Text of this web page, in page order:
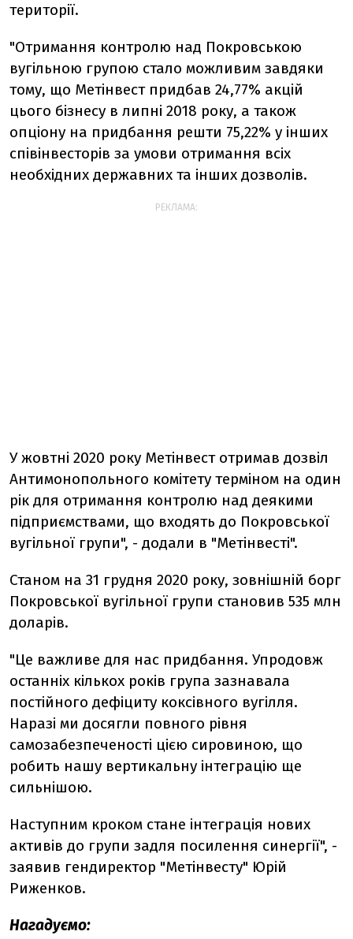
території.
"Отримання контролю над Покровською
вугільною групою стало можливим завдяки
тому, що Метінвест придбав 24,77% акцій
цього бізнесу в липні 2018 року, а також
опціону на придбання решти 75,22% у інших
співінвесторів за умови отримання всіх
необхідних державних та інших дозволів.
РЕКЛАМА:
У жовтні 2020 року Метінвест отримав дозвіл
Антимонопольного комітету терміном на один
рік для отримання контролю над деякими
підприємствами, що входять до Покровської
вугільної групи", - додали в "Метінвесті".
Станом на 31 грудня 2020 року, зовнішній борг
Покровської вугільної групи становив 535 млн
доларів.
"Це важливе для нас придбання. Упродовж
останніх кількох років група зазнавала
постійного дефіциту коксівного вугілля.
Наразі ми досягли повного рівня
самозабезпеченості цією сировиною, що
робить нашу вертикальну інтеграцію ще
сильнішою.
Наступним кроком стане інтеграція нових
активів до групи задля посилення синергії", -
заявив гендиректор "Метінвесту" Юрій
Риженков.
Нагадуємо: